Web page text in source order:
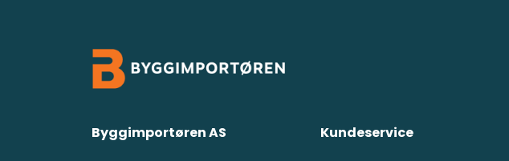
Kundeservice
Byggimportøren AS